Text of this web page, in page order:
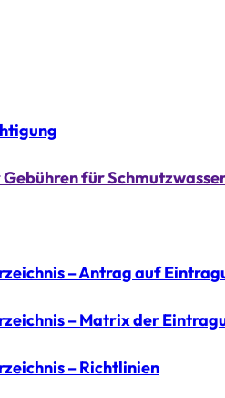
für
– Antrag auf
– Matrix der
– Richtlinien